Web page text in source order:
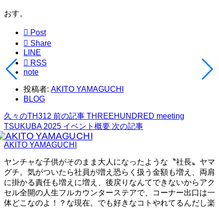
おす。
 Post
 Share
LINE
 RSS
note
投稿者: AKITO YAMAGUCHI
BLOG
久々のTH312 前の記事 THREEHUNDRED meeting
TSUKUBA 2025 イベント概要 次の記事
AKITO YAMAGUCHI
ヤンチャな子供がそのまま大人になったような〝社長〟ヤマ
グチ。気がついたら社員が増え恐らく扱う金額も増え、両肩
に掛かる責任も増えに増え、後戻りなんてできないからアク
セル全開の人生フルカウンターステアで、コーナー出口は一
体どこなのよ！？な現在。でも好きなコトやれてるんだし楽